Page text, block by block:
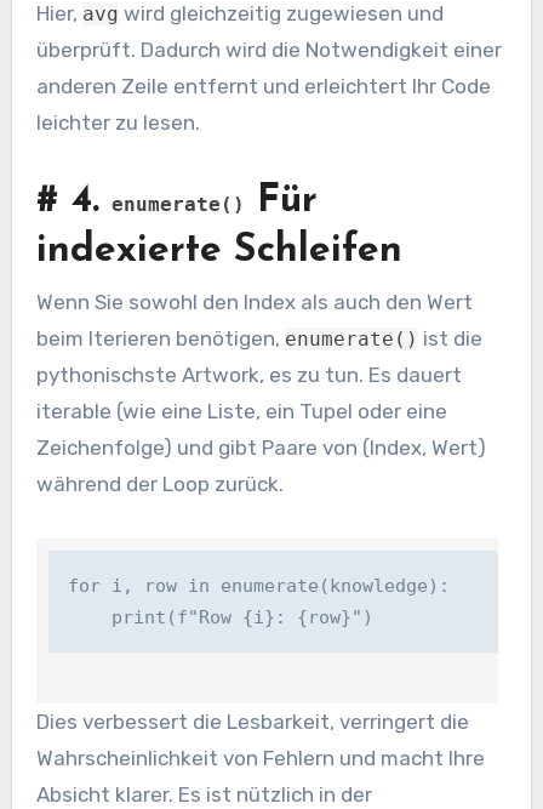
Hier, avg wird gleichzeitig zugewiesen und
überprüft. Dadurch wird die Notwendigkeit einer
anderen Zeile entfernt und erleichtert Ihr Code
leichter zu lesen.
# 4. enumerate()
Für
indexierte Schleifen
Wenn Sie sowohl den Index als auch den Wert
beim Iterieren benötigen, enumerate() ist die
pythonischste Artwork, es zu tun. Es dauert
iterable (wie eine Liste, ein Tupel oder eine
Zeichenfolge) und gibt Paare von (Index, Wert)
während der Loop zurück.
for i, row in enumerate(knowledge):
    print(f"Row {i}: {row}")
Dies verbessert die Lesbarkeit, verringert die
Wahrscheinlichkeit von Fehlern und macht Ihre
Absicht klarer. Es ist nützlich in der